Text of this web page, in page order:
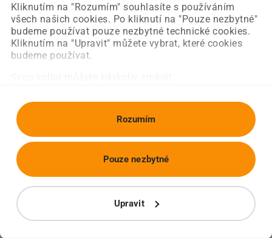
Kliknutím na "Rozumím" souhlasíte s používáním
všech našich cookies. Po kliknutí na "Pouze nezbytné"
budeme používat pouze nezbytné technické cookies.
Kliknutím na "Upravit" můžete vybrat, které cookies
budeme používat.
Rozumím
Upravit
Pouze nezbytné
Obnovit stránku Úvodní strana